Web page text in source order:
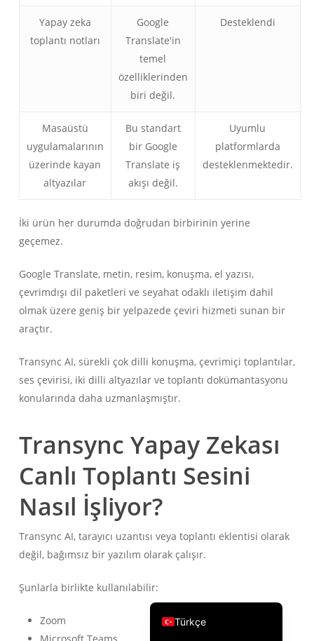
Yapay zeka
toplantı notları
Google
Translate'in
temel
özelliklerinden
biri değil.
Desteklendi
Masaüstü
uygulamalarının
üzerinde kayan
altyazılar
Bu standart
bir Google
Translate iş
akışı değil.
Uyumlu
platformlarda
desteklenmektedir.
İki ürün her durumda doğrudan birbirinin yerine
geçemez.
Google Translate, metin, resim, konuşma, el yazısı,
çevrimdışı dil paketleri ve seyahat odaklı iletişim dahil
olmak üzere geniş bir yelpazede çeviri hizmeti sunan bir
araçtır.
Transync AI, sürekli çok dilli konuşma, çevrimiçi toplantılar,
ses çevirisi, iki dilli altyazılar ve toplantı dokümantasyonu
konularında daha uzmanlaşmıştır.
Transync Yapay Zekası
Canlı Toplantı Sesini
Nasıl İşliyor?
Transync AI, tarayıcı uzantısı veya toplantı eklentisi olarak
değil, bağımsız bir yazılım olarak çalışır.
Şunlarla birlikte kullanılabilir:
Zoom
Türkçe
日本語
Français
Español
Deutsch
ไทย
العربية
हिन्दी
Tiếng Việt
Українська